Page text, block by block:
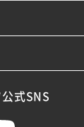
式SNS